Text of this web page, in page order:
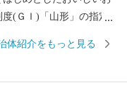
(ＧＩ)「山形」の指定
よって伝えられた上方
体紹介をもっと見る